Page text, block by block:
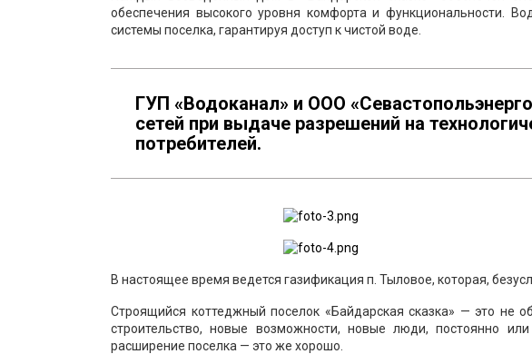
обеспечения высокого уровня комфорта и функциональности.
системы поселка, гарантируя доступ к чистой воде.
ГУП «Водоканал» и ООО
сетей при выдаче разрешений на
потребителей.
В настоящее время ведется газификация п. Тыловое, которая,
Строящийся коттеджный поселок «Байдарская сказка» — это не
строительство, новые возможности, новые люди, постоянно
расширение поселка — это же хорошо.